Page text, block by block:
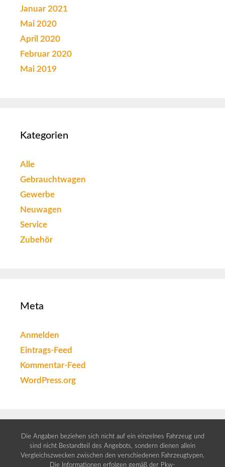
Januar 2021
Mai 2020
April 2020
Februar 2020
Mai 2019
Kategorien
Alle
Gebrauchtwagen
Gewerbe
Neuwagen
Service
Zubehör
Meta
Anmelden
Eintrags-Feed
Kommentar-Feed
WordPress.org
Die Angaben beziehen sich nicht auf ein einzelnes Fahrzeug und
sind nicht Bestandteil des Angebots, sondern dienen allein
Vergleichszwecken zwischen den verschiedenen Fahrzeugtypen.
Die Informationen erfolgen gemäß der Pkw-